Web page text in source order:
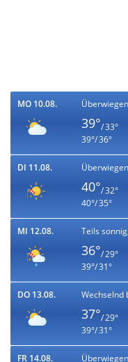
MO 10.08.
39°/ 33°
39°/ 36°
DI 11.08.
40°/ 32°
40°/ 35°
MI 12.08. Teils
36°/ 29°
39°/ 31°
DO 13.08. Wechselnd
37°/ 29°
39°/ 31°
FR 14.08.